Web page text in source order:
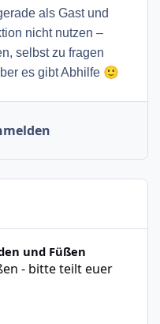
als Gast und
nicht nutzen –
selbst zu fragen
es gibt Abhilfe 🙂
und Füßen
- bitte teilt euer